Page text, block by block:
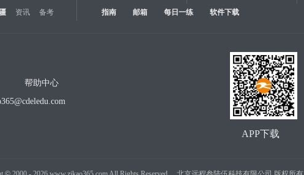
资讯 备考 指南 邮箱 每日一练 软件下载
帮助中心
APP下载